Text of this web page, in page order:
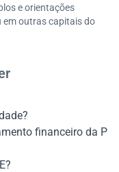
e orientações
em outras capitais do
financeiro da P